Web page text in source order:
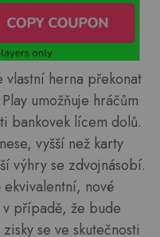
vlastní herna překonat
umožňuje hráčům
bankovek lícem dolů.
vyšší než karty
výhry se zdvojnásobí.
ekvivalentní, nové
případě, že bude
se ve skutečnosti